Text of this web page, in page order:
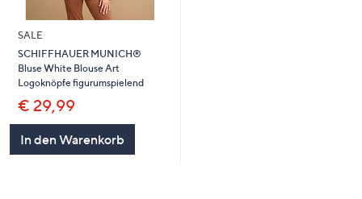
SALE
SCHIFFHAUER MUNICH®
Bluse White Blouse Art
Logoknöpfe figurumspielend
€ 29,99
In den Warenkorb